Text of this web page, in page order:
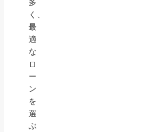
多
く、
最
適
な
ロ
ー
ン
を
選
ぶ